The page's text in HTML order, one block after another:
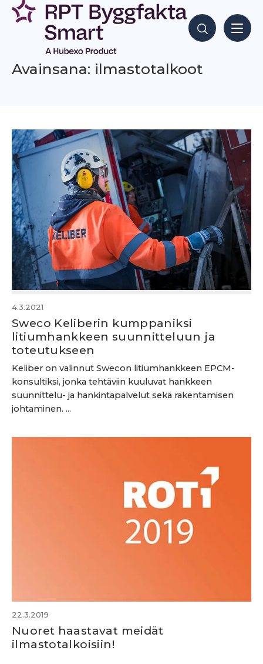
Siirry
sisältöön
Hae sisältöjä
Avainsana: ilmastotalkoot
4.3.2021
Sweco Keliberin kumppaniksi
litiumhankkeen suunnitteluun ja
toteutukseen
Keliber on valinnut Swecon litiumhankkeen EPCM-
konsultiksi, jonka tehtäviin kuuluvat hankkeen
suunnittelu- ja hankintapalvelut sekä rakentamisen
johtaminen. ...
22.3.2019
Nuoret haastavat meidät
ilmastotalkoisiin!